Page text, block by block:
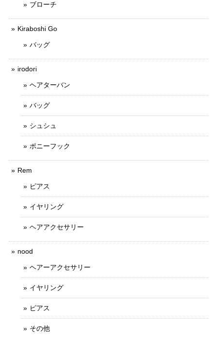
ブローチ
Kiraboshi Go
バッグ
irodori
ヘアターバン
バッグ
シュシュ
ポニーフック
Rem
ピアス
イヤリング
ヘアアクセサリー
nood
ヘアーアクセサリー
イヤリング
ピアス
その他